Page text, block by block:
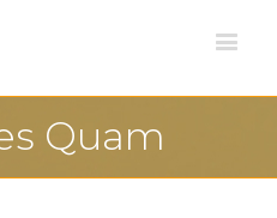
Quam